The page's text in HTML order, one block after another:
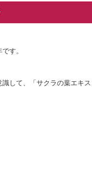
す。
して、「サクラの葉エキ